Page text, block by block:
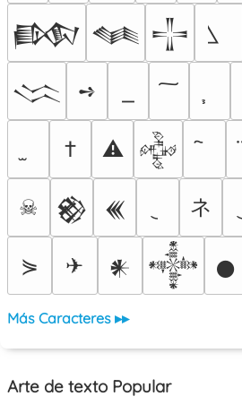
𒁃 𒈝 𒋲
𒈱 ➺
† ⚠ 𒅒
☠ 𒆙 𒌍 ネ
⋟ ✈ 𒀭 𒀱 𒊹
Más Caracteres ▸▸
Arte de texto Popular